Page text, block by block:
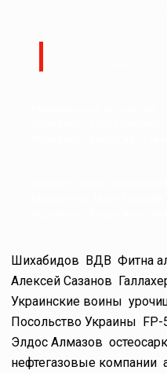
Шихабидов ВДВ Фитна
Алексей Сазанов
Украинские воины
Посольство Украины
Элдос Алмазов
нефтегазовые компании